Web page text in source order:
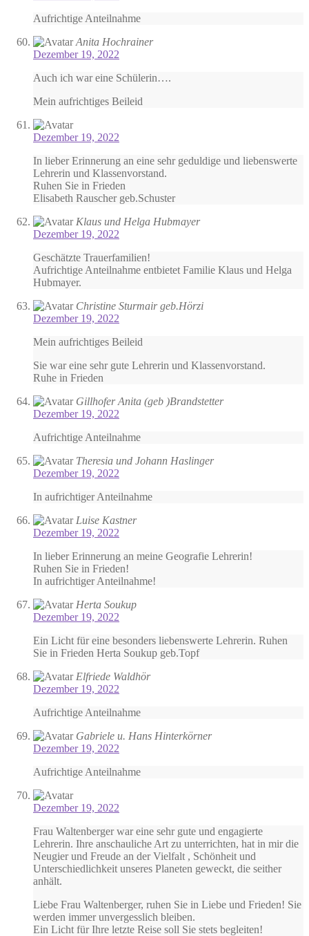
Aufrichtige Anteilnahme
Anita Hochrainer
Dezember 19, 2022
Auch ich war eine Schülerin….
Mein aufrichtiges Beileid
Dezember 19, 2022
In lieber Erinnerung an eine sehr geduldige und liebenswerte
Lehrerin und Klassenvorstand.
Ruhen Sie in Frieden
Elisabeth Rauscher geb.Schuster
Klaus und Helga Hubmayer
Dezember 19, 2022
Geschätzte Trauerfamilien!
Aufrichtige Anteilnahme entbietet Familie Klaus und Helga
Hubmayer.
Christine Sturmair geb.Hörzi
Dezember 19, 2022
Mein aufrichtiges Beileid
Sie war eine sehr gute Lehrerin und Klassenvorstand.
Ruhe in Frieden
Gillhofer Anita (geb )Brandstetter
Dezember 19, 2022
Aufrichtige Anteilnahme
Theresia und Johann Haslinger
Dezember 19, 2022
In aufrichtiger Anteilnahme
Luise Kastner
Dezember 19, 2022
In lieber Erinnerung an meine Geografie Lehrerin!
Ruhen Sie in Frieden!
In aufrichtiger Anteilnahme!
Herta Soukup
Dezember 19, 2022
Ein Licht für eine besonders liebenswerte Lehrerin. Ruhen
Sie in Frieden Herta Soukup geb.Topf
Elfriede Waldhör
Dezember 19, 2022
Aufrichtige Anteilnahme
Gabriele u. Hans Hinterkörner
Dezember 19, 2022
Aufrichtige Anteilnahme
Dezember 19, 2022
Frau Waltenberger war eine sehr gute und engagierte
Lehrerin. Ihre anschauliche Art zu unterrichten, hat in mir die
Neugier und Freude an der Vielfalt , Schönheit und
Unterschiedlichkeit unseres Planeten geweckt, die seither
anhält.
Liebe Frau Waltenberger, ruhen Sie in Liebe und Frieden! Sie
werden immer unvergesslich bleiben.
Ein Licht für Ihre letzte Reise soll Sie stets begleiten!